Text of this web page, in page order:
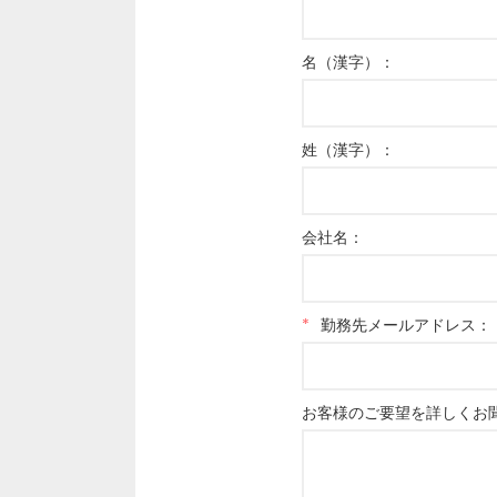
名（漢字）：
姓（漢字）：
会社名：
* 勤務先メールアドレス：
お客様のご要望を詳しくお